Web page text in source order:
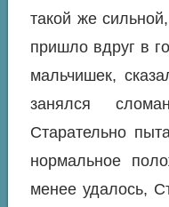
такой же
пришло вдруг в
мальчишек,
занялся
Старательно
нормальное
менее удалось,